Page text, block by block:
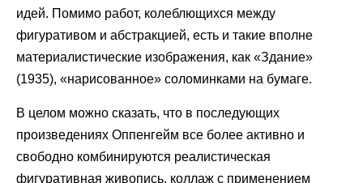
идей. Помимо работ, колеблющихся между
фигуративом и абстракцией, есть и такие вполне
материалистические изображения, как «Здание»
(1935), «нарисованное» соломинками на бумаге.
В целом можно сказать, что в последующих
произведениях Оппенгейм все более активно и
свободно комбинируются реалистическая
фигуративная живопись, коллаж с применением